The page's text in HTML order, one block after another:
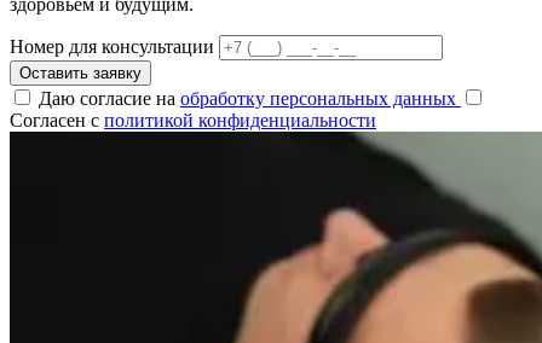
Номер для консультации
Оставить заявку
Даю согласие на обработку персональных данных
Согласен с политикой конфиденциальности